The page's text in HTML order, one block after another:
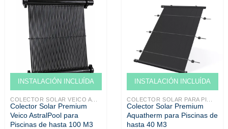
INSTALACIÓN INCLUÍDA
Venta solo ONLINE
COLECTOR SOLAR VEICO A...
Colector Solar Premium
Veico AstralPool para
Piscinas de hasta 100 M3
INSTALACIÓN INCLUÍDA
Venta solo ONLINE
COLECTOR SOLAR PARA PI...
Colector Solar Premium
Aquatherm para Piscinas de
hasta 40 M3